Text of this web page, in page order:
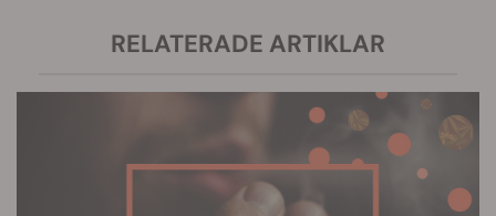
RELATERADE ARTIKLAR